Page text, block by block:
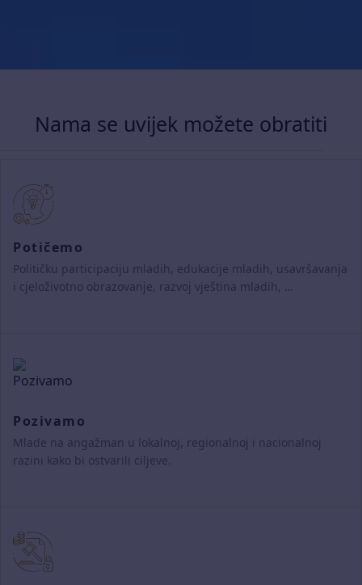
Nama se uvijek možete obratiti
Potičemo
Političku participaciju mladih, edukacije mladih, usavršavanja
i cjeloživotno obrazovanje, razvoj vještina mladih, …
Pozivamo
Mlade na angažman u lokalnoj, regionalnoj i nacionalnoj
razini kako bi ostvarili ciljeve.